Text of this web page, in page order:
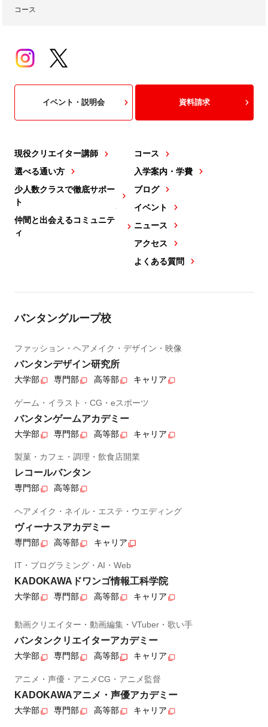
コース
現役クリエイター講師
選べる通い方
少人数クラスで徹底サポー
ト
仲間と出会えるコミュニテ
ィ
コース
入学案内・学費
ブログ
イベント
ニュース
アクセス
よくある質問
イベント・説明会 資料請求
バンタングループ校
ファッション・ヘアメイク・デザイン・映像
バンタンデザイン研究所
大学部 専門部 高等部 キャリア
ゲーム・イラスト・CG・eスポーツ
バンタンゲームアカデミー
大学部 専門部 高等部 キャリア
製菓・カフェ・調理・飲食店開業
レコールバンタン
専門部 高等部
ヘアメイク・ネイル・エステ・ウエディング
ヴィーナスアカデミー
専門部 高等部 キャリア
IT・プログラミング・AI・Web
KADOKAWAドワンゴ情報工科学院
大学部 専門部 高等部 キャリア
動画クリエイター・動画編集・VTuber・歌い手
バンタンクリエイターアカデミー
大学部 専門部 高等部 キャリア
アニメ・声優・アニメCG・アニメ監督
KADOKAWAアニメ・声優アカデミー
大学部 専門部 高等部 キャリア